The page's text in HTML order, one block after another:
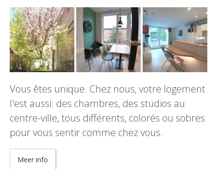
Vous êtes unique. Chez nous, votre logement
l'est aussi: des chambres, des studios au
centre-ville, tous différents, colorés ou sobres
pour vous sentir comme chez vous.
Meer info